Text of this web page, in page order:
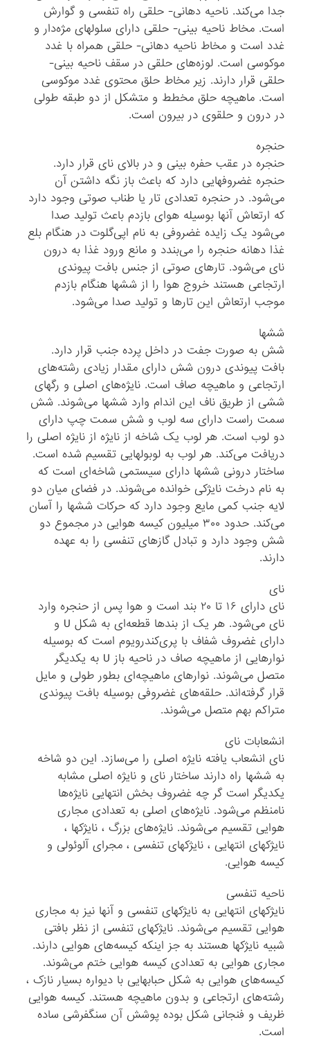
جدا می‌کند. ناحیه دهانی- حلقی راه تنفسی و گوارش
است. مخاط ناحیه بینی- حلقی دارای سلولهای مژه‌دار و
غدد است و مخاط ناحیه دهانی- حلقی همراه با غدد
موکوسی است. لوزه‌های حلقی در سقف ناحیه بینی-
حلقی قرار دارند. زیر مخاط حلق محتوی غدد موکوسی
است. ماهیچه حلق مخطط و متشکل از دو طبقه طولی
در درون و حلقوی در بیرون است.
حنجره
حنجره در عقب حفره بینی و در بالای نای قرار دارد.
حنجره غضروفهایی دارد که باعث باز نگه داشتن آن
می‌شود. در حنجره تعدادی تار یا طناب صوتی وجود دارد
که ارتعاش آنها بوسیله هوای بازدم باعث تولید صدا
می‌شود یک زایده غضروفی به نام اپی‌گلوت در هنگام بلع
غذا دهانه حنجره را می‌بندد و مانع ورود غذا به درون
نای می‌شود. تارهای صوتی از جنس بافت پیوندی
ارتجاعی هستند خروج هوا را از ششها هنگام بازدم
موجب ارتعاش این تارها و تولید صدا می‌شود.
ششها
شش به صورت جفت در داخل پرده جنب قرار دارد.
بافت پیوندی درون شش دارای مقدار زیادی رشته‌های
ارتجاعی و ماهیچه صاف است. نایژه‌های اصلی و رگهای
ششی از طریق ناف این اندام وارد ششها می‌شوند. شش
سمت راست دارای سه لوب و شش سمت چپ دارای
دو لوب است. هر لوب یک شاخه از نایژه از نایژه اصلی را
دریافت می‌کند. هر لوب به لوبولهایی تقسیم شده است.
ساختار درونی ششها دارای سیستمی شاخه‌ای است که
به نام درخت نایژکی خوانده می‌شوند. در فضای میان دو
لایه جنب کمی مایع وجود دارد که حرکات ششها را آسان
می‌کند. حدود ۳۰۰ میلیون کیسه هوایی در مجموع دو
شش وجود دارد و تبادل گازهای تنفسی را به عهده
دارند.
نای
نای دارای ۱۶ تا ۲۰ بند است و هوا پس از حنجره وارد
نای می‌شود. هر یک از بندها قطعه‌ای به شکل U و
دارای غضروف شفاف با پری‌کندرویوم است که بوسیله
نوارهایی از ماهیچه صاف در ناحیه باز U به یکدیگر
متصل می‌شوند. نوارهای ماهیچه‌ای بطور طولی و مایل
قرار گرفته‌اند. حلقه‌های غضروفی بوسیله بافت پیوندی
متراکم بهم متصل می‌شوند.
انشعابات نای
نای انشعاب یافته نایژه اصلی را می‌سازد. این دو شاخه
به ششها راه دارند ساختار نای و نایژه اصلی مشابه
یکدیگر است گر چه غضروف بخش انتهایی نایژه‌ها
نامنظم می‌شود. نایژه‌های اصلی به تعدادی مجاری
هوایی تقسیم می‌شوند. نایژه‌های بزرگ ، نایژکها ،
نایژکهای انتهایی ، نایژکهای تنفسی ، مجرای آلوئولی و
کیسه هوایی.
ناحیه تنفسی
نایژکهای انتهایی به نایژکهای تنفسی و آنها نیز به مجاری
هوایی تقسیم می‌شوند. نایژکهای تنفسی از نظر بافتی
شبیه نایژکها هستند به جز اینکه کیسه‌های هوایی دارند.
مجاری هوایی به تعدادی کیسه هوایی ختم می‌شوند.
کیسه‌های هوایی به شکل حبابهایی با دیواره بسیار نازک ،
رشته‌های ارتجاعی و بدون ماهیچه هستند. کیسه هوایی
ظریف و فنجانی شکل بوده پوشش آن سنگفرشی ساده
است.